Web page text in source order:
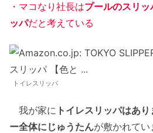
・マコなり社長はプールのスリ
ッパだと考えている
トイレスリッパ
我が家に トイレスリッパはあ
ー全体にじゅうたんが敷かれてい